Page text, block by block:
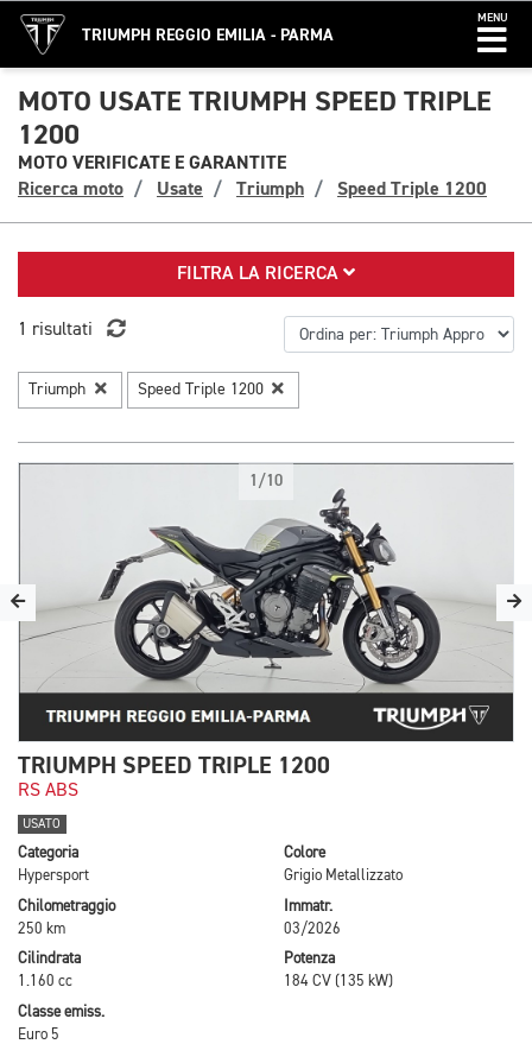
TRIUMPH REGGIO EMILIA - PARMA
MENU
MOTO USATE TRIUMPH SPEED TRIPLE
1200
MOTO VERIFICATE E GARANTITE
Ricerca moto
Usate Triumph Speed Triple 1200
FILTRA LA RICERCA
1 risultati
Triumph Speed Triple 1200
1/10
TRIUMPH SPEED TRIPLE 1200
RS ABS
USATO
Categoria
Hypersport
Colore
Grigio Metallizzato
Chilometraggio
250 km
Immatr.
03/2026
Cilindrata
1.160 cc
Potenza
184 CV (135 kW)
Classe emiss.
Euro 5